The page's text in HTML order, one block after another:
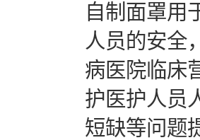
自制面罩用
人员的安全
病医院临床
护医护人员
短缺等问题